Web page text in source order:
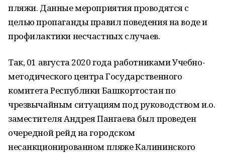
пляжи. Данные мероприятия проводятся с
целью пропаганды правил поведения на воде и
профилактики несчастных случаев.
Так, 01 августа 2020 года работниками Учебно-
методического центра Государственного
комитета Республики Башкортостан по
чрезвычайным ситуациям под руководством и.о.
заместителя Андрея Пангаева был проведен
очередной рейд на городском
несанкционированном пляже Калининского